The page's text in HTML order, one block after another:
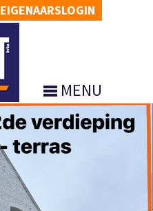
EIGENAARSLOGIN
MENU